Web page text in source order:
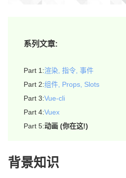
系列文章:
渲染, 指令, 事件
组件, Props, Slots
Vue-cli
Vuex
动画 (你在这!)
背景知识